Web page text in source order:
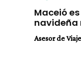
Maceió
navideña
Asesor de Viaje